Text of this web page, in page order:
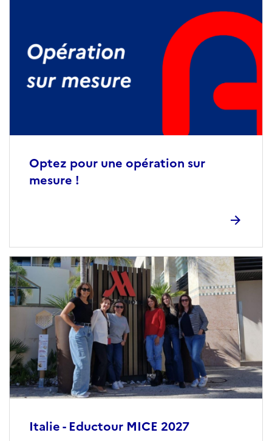
Optez pour une opération sur
mesure !
Italie - Eductour MICE 2027